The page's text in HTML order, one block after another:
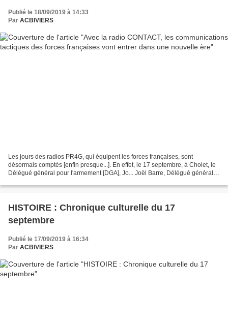
Publié le 18/09/2019 à 14:33
Par ACBIVIERS
Les jours des radios PR4G, qui équipent les forces françaises, sont
désormais comptés [enfin presque...]. En effet, le 17 septembre, à Cholet, le
Délégué général pour l'armement [DGA], Jo... Joël Barre, Délégué général
HISTOIRE : Chronique culturelle du 17
septembre
Publié le 17/09/2019 à 16:34
Par ACBIVIERS